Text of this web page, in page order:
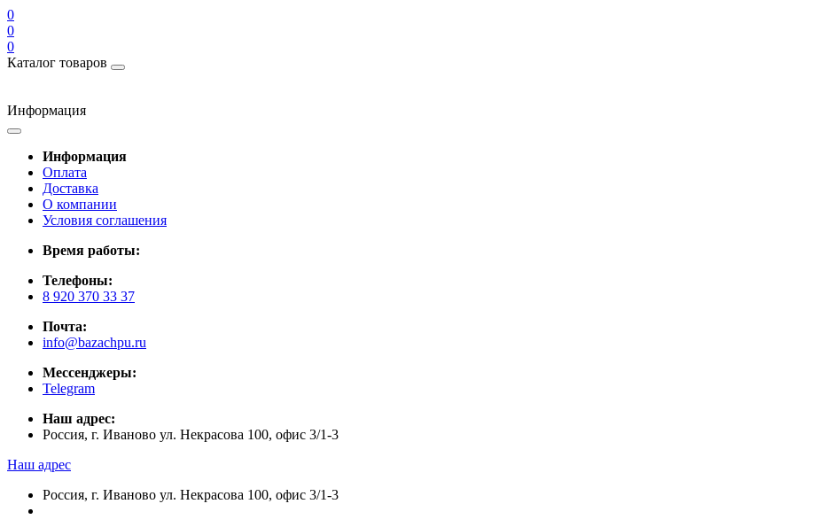
0
0
0
Каталог товаров
Информация
Информация
Оплата
Доставка
О компании
Условия соглашения
Время работы:
Телефоны:
8 920 370 33 37
Почта:
info@bazachpu.ru
Мессенджеры:
Telegram
Наш адрес:
Россия, г. Иваново ул. Некрасова 100, офис 3/1-3
Наш адрес
Россия, г. Иваново ул. Некрасова 100, офис 3/1-3